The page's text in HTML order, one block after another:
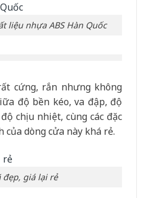
liệu nhựa ABS Hàn Quốc
cứng, rắn nhưng không
độ bền kéo, va đập, độ
chịu nhiệt, cùng các đặc
dòng cửa này khá rẻ.
đẹp, giá lại rẻ